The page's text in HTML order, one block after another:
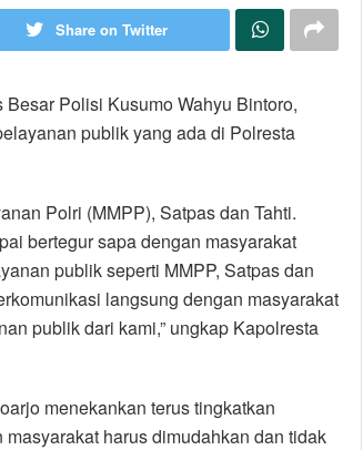
Share on Twitter
Polisi Kusumo Wahyu Bintoro,
publik yang ada di Polresta
Polri (MMPP), Satpas dan Tahti.
bertegur sapa dengan masyarakat
publik seperti MMPP, Satpas dan
langsung dengan masyarakat
publik dari kami,” ungkap Kapolresta
menekankan terus tingkatkan
harus dimudahkan dan tidak